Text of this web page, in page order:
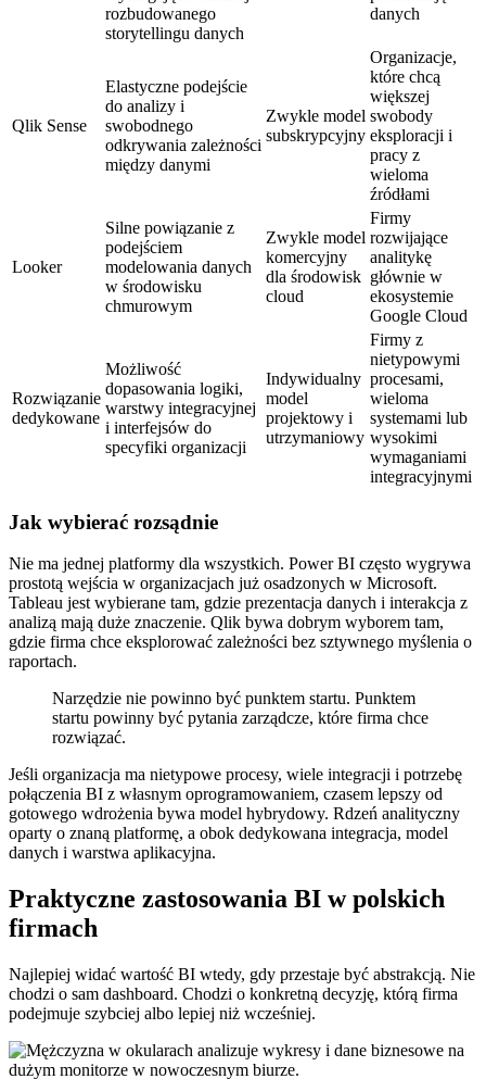
rozbudowanego
storytellingu danych
danych
Qlik Sense
Elastyczne podejście
do analizy i
swobodnego
odkrywania zależności
między danymi
Zwykle model
subskrypcyjny
Organizacje,
które chcą
większej
swobody
eksploracji i
pracy z
wieloma
źródłami
Looker
Silne powiązanie z
podejściem
modelowania danych
w środowisku
chmurowym
Zwykle model
komercyjny
dla środowisk
cloud
Firmy
rozwijające
analitykę
głównie w
ekosystemie
Google Cloud
Rozwiązanie
dedykowane
Możliwość
dopasowania logiki,
warstwy integracyjnej
i interfejsów do
specyfiki organizacji
Indywidualny
model
projektowy i
utrzymaniowy
Firmy z
nietypowymi
procesami,
wieloma
systemami lub
wysokimi
wymaganiami
integracyjnymi
Jak wybierać rozsądnie
Nie ma jednej platformy dla wszystkich. Power BI często wygrywa
prostotą wejścia w organizacjach już osadzonych w Microsoft.
Tableau jest wybierane tam, gdzie prezentacja danych i interakcja z
analizą mają duże znaczenie. Qlik bywa dobrym wyborem tam,
gdzie firma chce eksplorować zależności bez sztywnego myślenia o
raportach.
Narzędzie nie powinno być punktem startu. Punktem
startu powinny być pytania zarządcze, które firma chce
rozwiązać.
Jeśli organizacja ma nietypowe procesy, wiele integracji i potrzebę
połączenia BI z własnym oprogramowaniem, czasem lepszy od
gotowego wdrożenia bywa model hybrydowy. Rdzeń analityczny
oparty o znaną platformę, a obok dedykowana integracja, model
danych i warstwa aplikacyjna.
Praktyczne zastosowania BI w polskich
firmach
Najlepiej widać wartość BI wtedy, gdy przestaje być abstrakcją. Nie
chodzi o sam dashboard. Chodzi o konkretną decyzję, którą firma
podejmuje szybciej albo lepiej niż wcześniej.